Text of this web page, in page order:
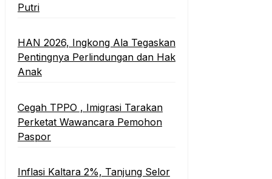
Putri
HAN 2026, Ingkong Ala Tegaskan
Pentingnya Perlindungan dan Hak
Anak
Cegah TPPO , Imigrasi Tarakan
Perketat Wawancara Pemohon
Paspor
Inflasi Kaltara 2%, Tanjung Selor